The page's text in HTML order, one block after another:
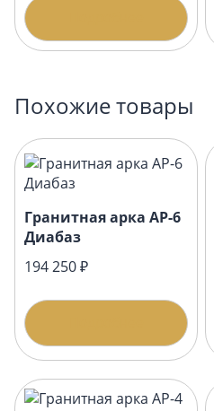
Похожие товары
Гранитная арка АР-6
Диабаз
194 250 ₽